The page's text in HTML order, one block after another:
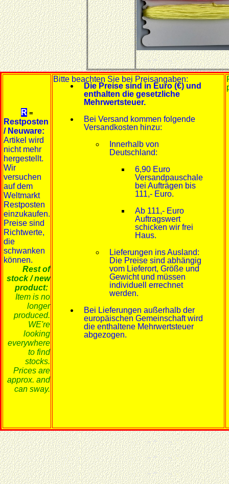
R =
Restposten
/ Neuware:
Artikel wird
nicht mehr
hergestellt.
Wir
versuchen
auf dem
Weltmarkt
Restposten
einzukaufen.
Preise sind
Richtwerte,
die
schwanken
können.
Rest of
stock / new
product:
Item is no
longer
produced.
WE're
looking
everywhere
to find
stocks.
Prices are
approx. and
can sway.
Bitte beachten Sie bei Preisangaben:
Die Preise sind in Euro (€) und
enthalten die gesetzliche
Mehrwertsteuer.
Bei Versand kommen folgende
Versandkosten hinzu:
Innerhalb von
Deutschland:
6,90 Euro
Versandpauschale
bei Aufträgen bis
111,- Euro.
Ab 111,- Euro
Auftragswert
schicken wir frei
Haus.
Lieferungen ins Ausland:
Die Preise sind abhängig
vom Lieferort, Größe und
Gewicht und müssen
individuell errechnet
werden.
Bei Lieferungen außerhalb der
europäischen Gemeinschaft wird
die enthaltene Mehrwertsteuer
abgezogen.